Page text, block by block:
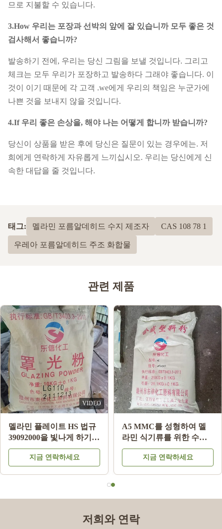
므로 지불할 수 있습니다.
3.How 우리는 포장과 선박의 앞에 잘 있습니까 모두 좋은 것
검사해서 좋습니까?
발송하기 전에, 우리는 당신 그림을 보낼 것입니다. 그리고
체크는 모두 우리가 포장하고 발송하다 그래야 좋습니다. 이
것이 이기 때문에 각 고객 .we에게 우리의 책임은 누군가에
나쁜 것을 보내지 않을 것입니다.
4.If 우리 좋은 손상을, 해야 나는 어떻게 합니까 받습니까?
당신이 상품을 받은 후에 당신은 질문이 있는 경우에는. 저
희에게 연락하게 자유롭게 느끼십시오. 우리는 당신에게 신
속한 대답을 줄 것입니다.
태그: 멜라민 포름알데히드 수지 제조자 CAS 108 78 1
우레아 포름알데히드 주조 화합물
관련 제품
VIDEO
멜라민 플레이트 HS 법규
39092000을 빛나게 하기
위한 분유 제조들에 글레
이즈를 바르는 LG220 멜
지금 연락하세요
A5 MMC를 성형하여 멜
라민 식기류를 위한 수지
원료 분말을 본뜨는 멜라
민 화학지금 연락하세요
저희와 연락